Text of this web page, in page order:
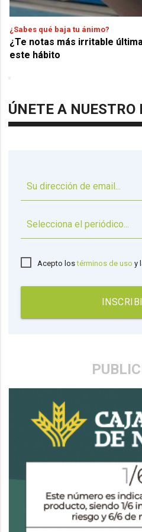
¿Sabes qué baja tu ánimo?
¿Te notas más irritable
este hábito
ÚNETE A NUESTRO
Acepto lostérminos de uso y